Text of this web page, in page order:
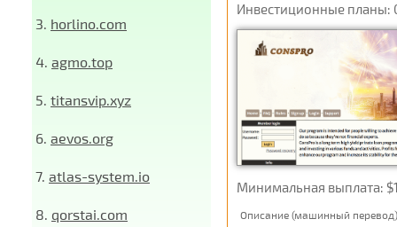
3. horlino.com
4. agmo.top
5. titansvip.xyz
6. aevos.org
7. atlas-system.io
8. qorstai.com
Инвестиционные планы:
Минимальная выплата:
Описание (машинный